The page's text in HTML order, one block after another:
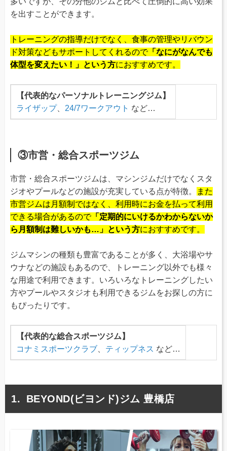
を出すことができます。
トレーニングの指導だけでなく、食事の管理やリバウン
ド対策などもサポートしてくれるので「なにがなんでも
体型を変えたい！」という方におすすめです。
【代表的なパーソナルトレーニングジム】
ライザップ、 24/7ワークアウト など…
③市営・総合スポーツジム
市営・総合スポーツジムは、マシンジムだけでなくスタ
ジオやプールなどの施設が充実している点が特徴。
また
市営ジムは月額制ではなく、利用時にお金を払って利用
できる場合があるので「定期的にいけるかわからないか
ら月額制は難しいかも…」という方におすすめです。
ジムマシンの種類も豊富であることが多く、大浴場やサ
ウナなどの施設もあるので、トレーニング以外でも様々
な用途で利用できます。いろいろなトレーニングしたい
方やプールやスタジオも利用できるジムをお探しの方に
もぴったりです。
【代表的な総合スポーツジム】
コナミスポーツクラブ
ティップネス など…
BEYOND(ビヨンド)ジム 豊橋店